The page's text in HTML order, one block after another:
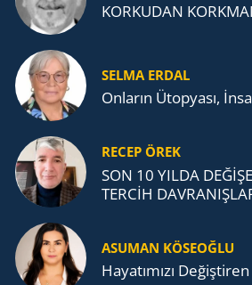
KORKUDAN
SELMA ERDAL
Onların Ütopyası,
RECEP ÖREK
SON 10 YILDA
TERCİH
ASUMAN KÖSEOĞLU
Ha­ya­tı­mı­zı